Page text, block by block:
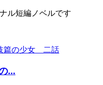
ル短編ノベルです
...